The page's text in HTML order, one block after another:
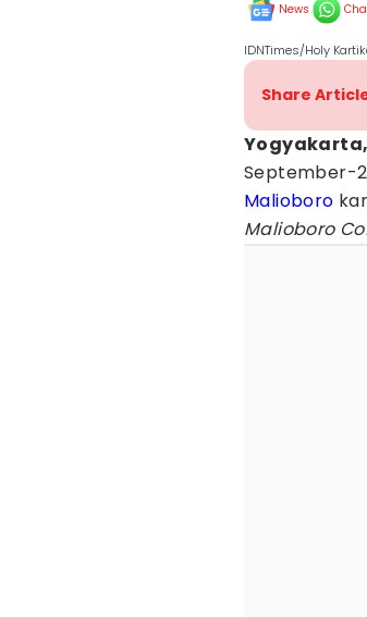
News
IDNTimes/Holy
Share
Yogyakarta,
September-
Malioboro
Malioboro